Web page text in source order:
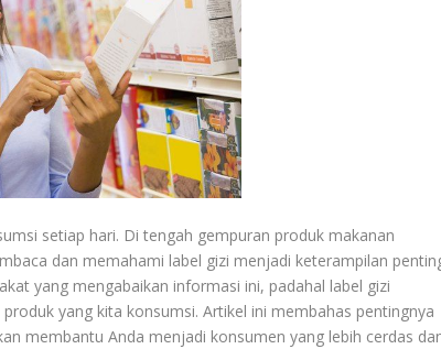
setiap hari. Di tengah gempuran produk makanan
dan memahami label gizi menjadi keterampilan
yang mengabaikan informasi ini, padahal label gizi
yang kita konsumsi. Artikel ini membahas pentingnya
membantu Anda menjadi konsumen yang lebih cerdas